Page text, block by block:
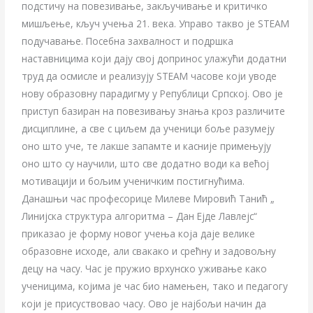
подстичу на повезивање, закључивање и критичко
мишљење, кључ учења 21. века. Управо такво је STEAM
подучавање. Посебна захвалност и подршка
наставницима који дају свој допринос улажући додатни
труд да осмисле и реализују STEAM часове који уводе
нову образовну парадигму у Републици Српској. Ово је
приступ базиран на повезивању знања кроз различите
дисциплине, а све с циљем да ученици боље разумеју
оно што уче, те лакше запамте и касније примењују
оно што су научили, што све додатно води ка већој
мотивацији и бољим ученичким постигнућима.
Данашњи час професорице Милеве Мировић Танић „
Линијска структура алгоритма – Дан Ејде Лавлејс“
приказао је форму новог учења која даје велике
образовне исходе, али свакако и срећну и задовољну
децу на часу. Час је пружио врхунско уживање како
ученицима, којима је час био намењен, тако и педагогу
који је присуствовао часу. Ово је најбољи начин да